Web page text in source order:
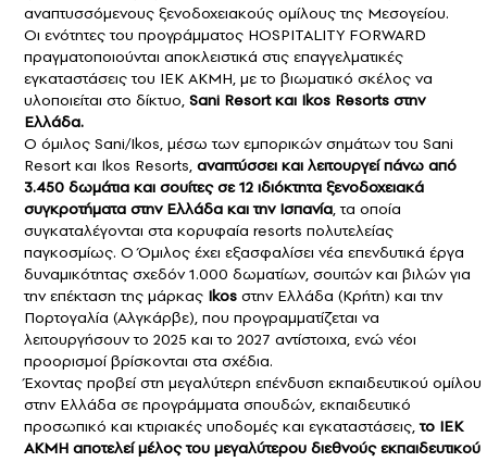
αναπτυσσόμενους ξενοδοχειακούς ομίλους της Μεσογείου.
Οι ενότητες του προγράμματος HOSPITALITY FORWARD
πραγματοποιούνται αποκλειστικά στις επαγγελματικές
εγκαταστάσεις του ΙΕΚ ΑΚΜΗ, με το βιωματικό σκέλος να
υλοποιείται στο δίκτυο, Sani Resort και Ikos Resorts στην
Ελλάδα.
Ο όμιλος Sani/Ikos, μέσω των εμπορικών σημάτων του Sani
Resort και Ikos Resorts, αναπτύσσει και λειτουργεί πάνω από
3.450 δωμάτια και σουίτες σε 12 ιδιόκτητα ξενοδοχειακά
συγκροτήματα στην Ελλάδα και την Ισπανία, τα οποία
συγκαταλέγονται στα κορυφαία resorts πολυτελείας
παγκοσμίως. Ο Όμιλος έχει εξασφαλίσει νέα επενδυτικά έργα
δυναμικότητας σχεδόν 1.000 δωματίων, σουιτών και βιλών για
την επέκταση της μάρκας Ikos στην Ελλάδα (Κρήτη) και την
Πορτογαλία (Αλγκάρβε), που προγραμματίζεται να
λειτουργήσουν το 2025 και το 2027 αντίστοιχα, ενώ νέοι
προορισμοί βρίσκονται στα σχέδια.
Έχοντας προβεί στη μεγαλύτερη επένδυση εκπαιδευτικού ομίλου
στην Ελλάδα σε προγράμματα σπουδών, εκπαιδευτικό
προσωπικό και κτιριακές υποδομές και εγκαταστάσεις,το ΙΕΚ
ΑΚΜΗ αποτελεί μέλος του μεγαλύτερου διεθνούς εκπαιδευτικού